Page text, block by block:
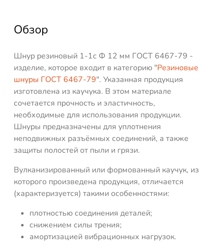
Обзор
Шнур резиновый 1-1с Ф 12 мм ГОСТ 6467-79 -
изделие, которое входит в категорию "Резиновые
шнуры ГОСТ 6467-79". Указанная продукция
изготовлена из каучука. В этом материале
сочетается прочность и эластичность,
необходимые для использования продукции.
Шнуры предназначены для уплотнения
неподвижных разъёмных соединений, а также
защиты полостей от пыли и грязи.
Вулканизированный или формованный каучук, из
которого произведена продукция, отличается
(характеризуется) такими особенностями:
плотностью соединения деталей;
снижением силы трения;
амортизацией вибрационных нагрузок.